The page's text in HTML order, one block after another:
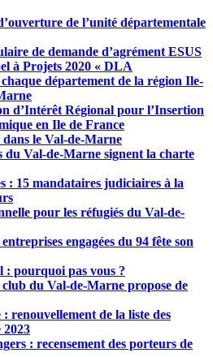
de l’unité départementale
de demande d’agrément ESUS
à Projets 2020 « DLA
département de la région Ile-
d’Intérêt Régional pour l’Insertion
en Ile de France
le Val-de-Marne
du Val-de-Marne signent la charte
: 15 mandataires judiciaires à la
pour les réfugiés du Val-de-
engagées du 94 fête son
pourquoi pas vous ?
du Val-de-Marne propose de
renouvellement de la liste des
2023
: recensement des porteurs de